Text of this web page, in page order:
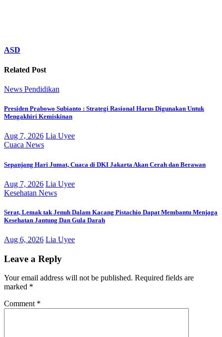
ASD
Related Post
News Pendidikan
Presiden Prabowo Subianto : Strategi Rasional Harus Digunakan Untuk
Mengakhiri Kemiskinan
Aug 7, 2026 Lia Uyee
Cuaca News
Sepanjang Hari Jumat, Cuaca di DKI Jakarta Akan Cerah dan Berawan
Aug 7, 2026 Lia Uyee
Kesehatan News
Serat, Lemak tak Jenuh Dalam Kacang Pistachio Dapat Membantu Menjaga
Kesehatan Jantung Dan Gula Darah
Aug 6, 2026 Lia Uyee
Leave a Reply
Your email address will not be published. Required fields are
marked *
Comment *